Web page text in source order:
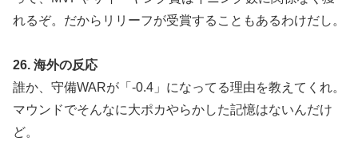
れるぞ。だからリリーフが受賞することもあるわけだし。
26. 海外の反応
誰か、守備WARが「-0.4」になってる理由を教えてくれ。
マウンドでそんなに大ポカやらかした記憶はないんだけ
ど。